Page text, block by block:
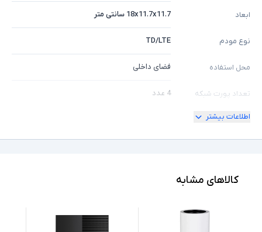
ابعاد 18x11.7x11.7 سانتی متر
نوع مودم TD/LTE
محل استفاده فضای داخلی
تعداد پورت شبکه 4 عدد
سرعت پورت شبکه
اطلاعات بیشتر
کالاهای مشابه